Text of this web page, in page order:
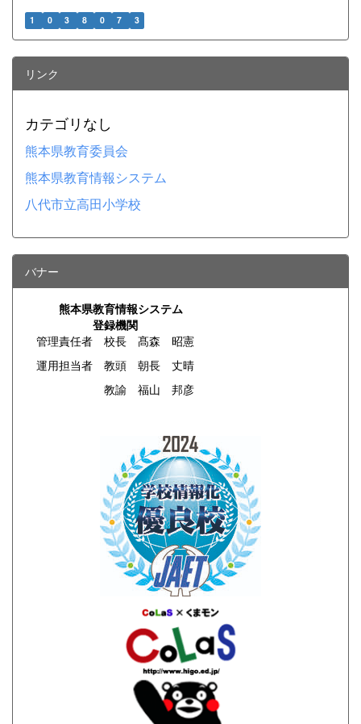
1 0 3 8 0 7 3
リンク
カテゴリなし
熊本県教育委員会
熊本県教育情報システム
八代市立高田小学校
バナー
熊本県教育情報システム
登録機関
管理責任者 校長 髙森 昭憲
運用担当者 教頭 朝長 丈晴
教諭 福山 邦彦